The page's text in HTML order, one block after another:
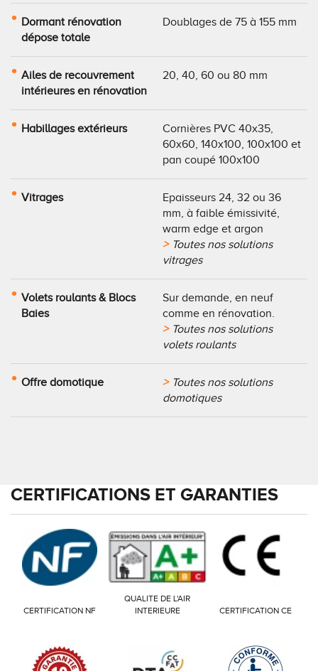
Dormant rénovation
dépose totale
Doublages de 75 à 155 mm
Ailes de recouvrement
intérieures en rénovation
20, 40, 60 ou 80 mm
Habillages extérieurs
Cornières PVC 40x35,
60x60, 140x100, 100x100 et
pan coupé 100x100
Vitrages
Epaisseurs 24, 32 ou 36
mm, à faible émissivité,
warm edge et argon
Toutes nos solutions
vitrages
Volets roulants & Blocs
Baies
Sur demande, en neuf
comme en rénovation.
Toutes nos solutions
volets roulants
Offre domotique
Toutes nos solutions
domotiques
CERTIFICATIONS ET GARANTIES
CERTIFICATION NF
QUALITE DE L'AIR
INTERIEURE
CERTIFICATION CE